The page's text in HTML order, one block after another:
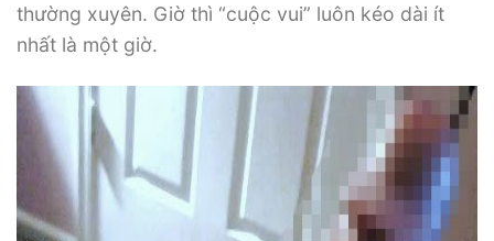
thường xuyên. Giờ thì “cuộc vui” luôn kéo dài ít
nhất là một giờ.